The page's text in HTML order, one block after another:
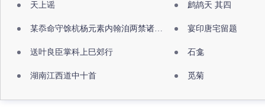
天上谣 鹧鸪天 其四
某忝命守馀杭杨元素内翰洎两禁诸公出祖佛寺 宴印唐宅留题
送叶良臣掌科上巳郊行 石龛
湖南江西道中十首 觅菊